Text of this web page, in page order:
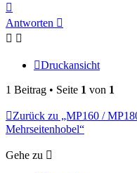
oben
Antworten
Druckansicht
1 Beitrag • Seite 1 von 1
Zurück zu „MP160 /
Mehrseitenhobel“
Gehe zu